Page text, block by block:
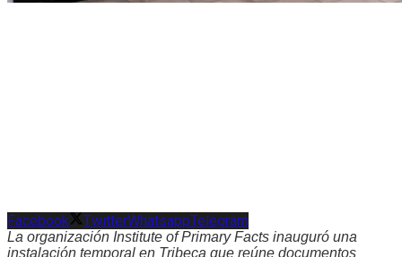
Facebook TwitterWhatsappTelegram
La organización Institute of Primary Facts inauguró una
instalación temporal en Tribeca que reúne documentos